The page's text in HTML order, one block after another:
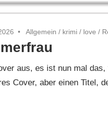
Allgemein / krimi / love /
aus, es ist nun mal
Cover, aber einen Titel,